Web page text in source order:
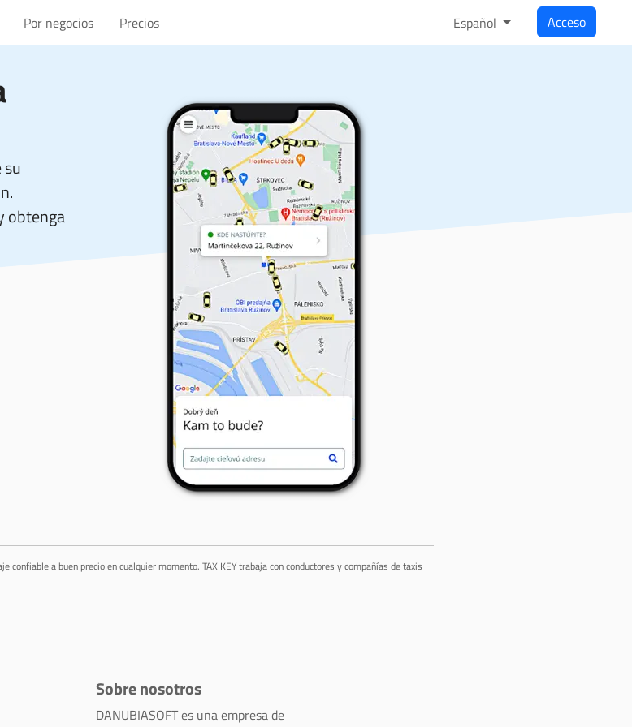
Por negocios Precios Español Acceso
su
obtenga
confiable a buen precio en cualquier momento. TAXIKEY trabaja con conductores y compañías de taxis
Sobre nosotros
DANUBIASOFT es una empresa de